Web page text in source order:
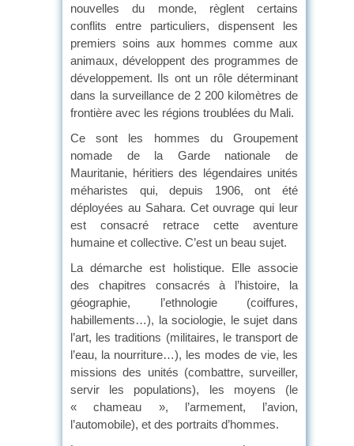
nouvelles du monde, règlent certains
conflits entre particuliers, dispensent les
premiers soins aux hommes comme aux
animaux, développent des programmes de
développement. Ils ont un rôle déterminant
dans la surveillance de 2 200 kilomètres de
frontière avec les régions troublées du Mali.
Ce sont les hommes du Groupement
nomade de la Garde nationale de
Mauritanie, héritiers des légendaires unités
méharistes qui, depuis 1906, ont été
déployées au Sahara. Cet ouvrage qui leur
est consacré retrace cette aventure
humaine et collective. C’est un beau sujet.
La démarche est holistique. Elle associe
des chapitres consacrés à l’histoire, la
géographie, l’ethnologie (coiffures,
habillements…), la sociologie, le sujet dans
l’art, les traditions (militaires, le transport de
l’eau, la nourriture…), les modes de vie, les
missions des unités (combattre, surveiller,
servir les populations), les moyens (le
« chameau », l’armement, l’avion,
l’automobile), et des portraits d’hommes.